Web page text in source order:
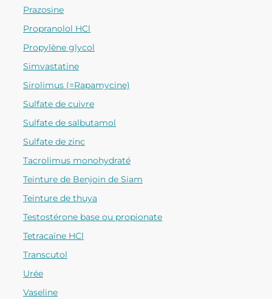
Prazosine
Propranolol HCl
Propylène glycol
Simvastatine
Sirolimus (=Rapamycine)
Sulfate de cuivre
Sulfate de salbutamol
Sulfate de zinc
Tacrolimus monohydraté
Teinture de Benjoin de Siam
Teinture de thuya
Testostérone base ou propionate
Tetracaïne HCl
Transcutol
Urée
Vaseline